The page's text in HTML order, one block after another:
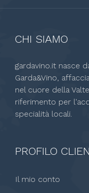
CHI SIAMO
gardavino.it nasce
Garda&Vino,
nel cuore della
riferimento per
specialità locali.
PROFILO
Il mio conto